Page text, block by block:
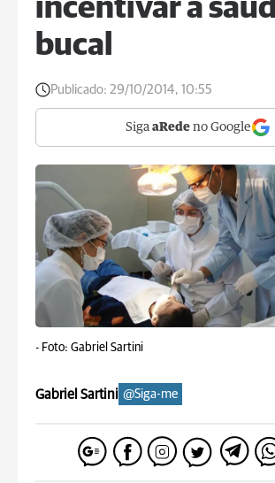
incentivar a
bucal
Publicado: 29/10/2014, 10:55
Siga aRede no Google
- Foto: Gabriel Sartini
Gabriel Sartini @Siga-me